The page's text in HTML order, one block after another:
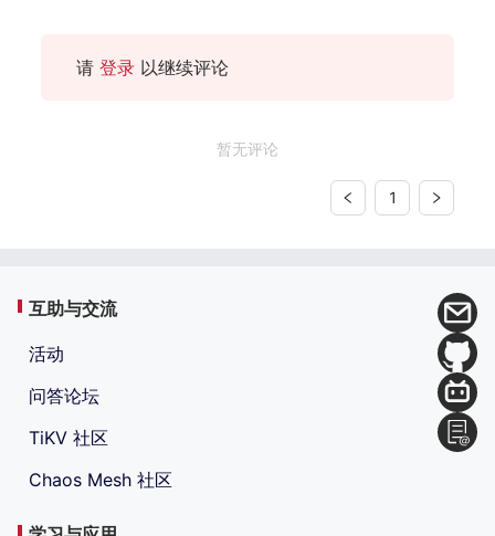
请 登录 以继续评论
暂无评论
1
互助与交流
活动
问答论坛
TiKV 社区
Chaos Mesh 社区